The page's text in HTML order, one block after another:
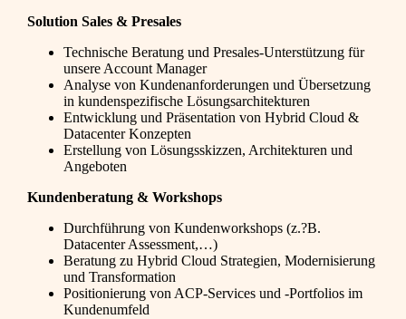
Solution Sales & Presales
Technische Beratung und Presales-Unterstützung für
unsere Account Manager
Analyse von Kundenanforderungen und Übersetzung
in kundenspezifische Lösungsarchitekturen
Entwicklung und Präsentation von Hybrid Cloud &
Datacenter Konzepten
Erstellung von Lösungsskizzen, Architekturen und
Angeboten
Kundenberatung & Workshops
Durchführung von Kundenworkshops (z.?B.
Datacenter Assessment,…)
Beratung zu Hybrid Cloud Strategien, Modernisierung
und Transformation
Positionierung von ACP-Services und -Portfolios im
Kundenumfeld